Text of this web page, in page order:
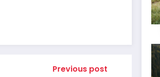
Previous post